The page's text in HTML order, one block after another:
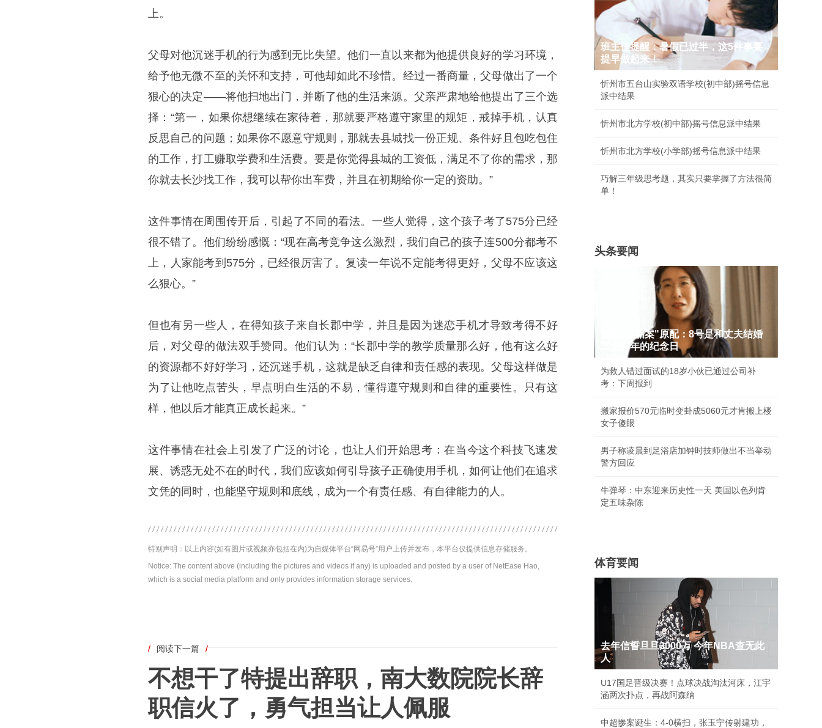
上。
父母对他沉迷手机的行为感到无比失望。他们一直以来都为他提供良好的学习环境，
给予他无微不至的关怀和支持，可他却如此不珍惜。经过一番商量，父母做出了一个
狠心的决定——将他扫地出门，并断了他的生活来源。父亲严肃地给他提出了三个选
择：“第一，如果你想继续在家待着，那就要严格遵守家里的规矩，戒掉手机，认真
反思自己的问题；如果你不愿意守规则，那就去县城找一份正规、条件好且包吃包住
的工作，打工赚取学费和生活费。要是你觉得县城的工资低，满足不了你的需求，那
你就去长沙找工作，我可以帮你出车费，并且在初期给你一定的资助。”
这件事情在周围传开后，引起了不同的看法。一些人觉得，这个孩子考了575分已经
很不错了。他们纷纷感慨：“现在高考竞争这么激烈，我们自己的孩子连500分都考不
上，人家能考到575分，已经很厉害了。复读一年说不定能考得更好，父母不应该这
么狠心。”
但也有另一些人，在得知孩子来自长郡中学，并且是因为迷恋手机才导致考得不好
后，对父母的做法双手赞同。他们认为：“长郡中学的教学质量那么好，他有这么好
的资源都不好好学习，还沉迷手机，这就是缺乏自律和责任感的表现。父母这样做是
为了让他吃点苦头，早点明白生活的不易，懂得遵守规则和自律的重要性。只有这
样，他以后才能真正成长起来。”
这件事情在社会上引发了广泛的讨论，也让人们开始思考：在当今这个科技飞速发
展、诱惑无处不在的时代，我们应该如何引导孩子正确使用手机，如何让他们在追求
文凭的同时，也能坚守规则和底线，成为一个有责任感、有自律能力的人。
特别声明：以上内容(如有图片或视频亦包括在内)为自媒体平台“网易号”用户上传并发布，本平台仅提供信息存储服务。
Notice: The content above (including the pictures and videos if any) is uploaded and posted by a user of NetEase Hao,
which is a social media platform and only provides information storage services.
/ 阅读下一篇 /
不想干了特提出辞职，南大数院院长辞
职信火了，勇气担当让人佩服
班主任提醒：暑假已过半，这5件事要
提早做起来！
忻州市五台山实验双语学校(初中部)摇号信息
派中结果
忻州市北方学校(初中部)摇号信息派中结果
忻州市北方学校(小学部)摇号信息派中结果
巧解三年级思考题，其实只要掌握了方法很简
单！
头条要闻
"婚外胚胎案"原配：8号是和丈夫结婚
二十周年的纪念日
为救人错过面试的18岁小伙已通过公司补
考：下周报到
搬家报价570元临时变卦成5060元才肯搬上楼
女子傻眼
男子称凌晨到足浴店加钟时技师做出不当举动
警方回应
牛弹琴：中东迎来历史性一天 美国以色列肯
定五味杂陈
体育要闻
去年信誓旦旦3000万 今年NBA查无此
人
U17国足晋级决赛！点球决战淘汰河床，江宇
涵两次扑点，再战阿森纳
中超惨案诞生：4-0横扫，张玉宁传射建功，